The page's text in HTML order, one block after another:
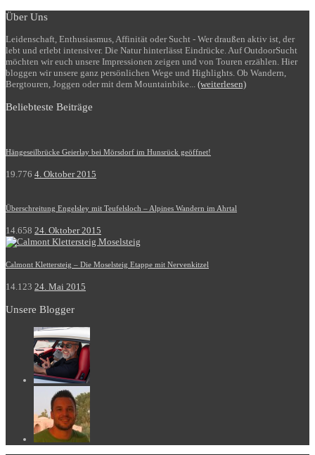
Über Uns
Leidenschaft, Enthusiasmus, Affinität oder Sucht - Wer draußen aktiv ist, der
lebt und erlebt intensiver. Die Natur hinterlässt Eindrücke. Auf OutdoorSucht
möchten wir euch unsere Impressionen zeigen und von Touren erzählen. Hier
bloggen wir unsere ganz persönlichen Wege und Highlights. Ob Wandern,
Bergtouren, Joggen oder mit dem Mountainbike... (weiterlesen)
Beliebteste Beiträge
Hängeseilbrücke Geierlay bei Mörsdorf im Hunsrück geöffnet!
19.776 4. Oktober 2015
Überschreitung Engelsley mit Teufelsloch – Alpines Wandern im Ahrtal
14.658 24. Oktober 2015
Calmont Klettersteig – Die Moselsteig Etappe mit Nervenkitzel
14.123 24. Mai 2015
Unsere Blogger